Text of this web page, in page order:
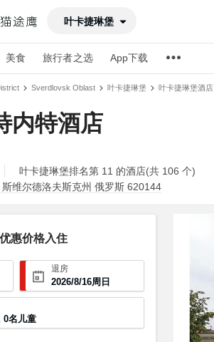
叶卡捷琳堡
美食 旅行者之选 App下载
Sverdlovsk Oblast 叶卡捷琳堡 叶卡捷琳堡酒店
内特酒店
叶卡捷琳堡排名第 11 的酒店(共 106 个)
维尔德洛夫斯克州 俄罗斯 620144
惠价格入住
退房
2026/8/16周日
0名儿童